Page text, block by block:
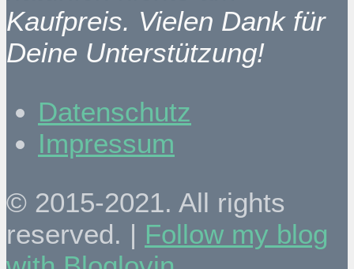
Kaufpreis. Vielen Dank für
Deine Unterstützung!
Datenschutz
Impressum
© 2015-2021. All rights
reserved. | Follow my blog